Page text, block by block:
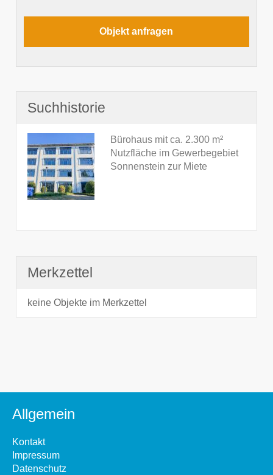
Suchhistorie
Bürohaus mit ca. 2.300 m²
Nutzfläche im Gewerbegebiet
Sonnenstein zur Miete
Merkzettel
keine Objekte im Merkzettel
Allgemein
Kontakt
Impressum
Datenschutz